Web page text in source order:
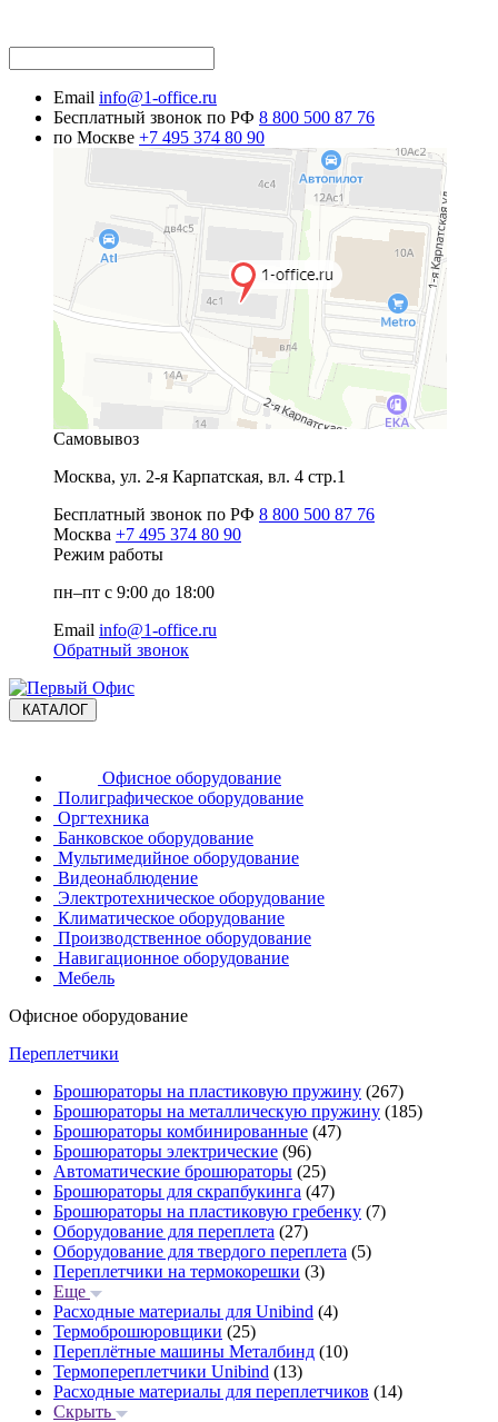
Email info@1-office.ru
Бесплатный звонок по РФ 8 800 500 87 76
по Москве +7 495 374 80 90
Самовывоз
Москва, ул. 2-я Карпатская, вл. 4 стр.1
Бесплатный звонок по РФ 8 800 500 87 76
Москва +7 495 374 80 90
Режим работы
пн–пт с 9:00 до 18:00
Email info@1-office.ru
Обратный звонок
КАТАЛОГ
Офисное оборудование
Полиграфическое оборудование
Оргтехника
Банковское оборудование
Мультимедийное оборудование
Видеонаблюдение
Электротехническое оборудование
Климатическое оборудование
Производственное оборудование
Навигационное оборудование
Мебель
Офисное оборудование
Переплетчики
Брошюраторы на пластиковую пружину (267)
Брошюраторы на металлическую пружину (185)
Брошюраторы комбинированные (47)
Брошюраторы электрические (96)
Автоматические брошюраторы (25)
Брошюраторы для скрапбукинга (47)
Брошюраторы на пластиковую гребенку (7)
Оборудование для переплета (27)
Оборудование для твердого переплета (5)
Переплетчики на термокорешки (3)
Еще
Расходные материалы для Unibind (4)
Термоброшюровщики (25)
Переплётные машины Металбинд (10)
Термопереплетчики Unibind (13)
Расходные материалы для переплетчиков (14)
Скрыть